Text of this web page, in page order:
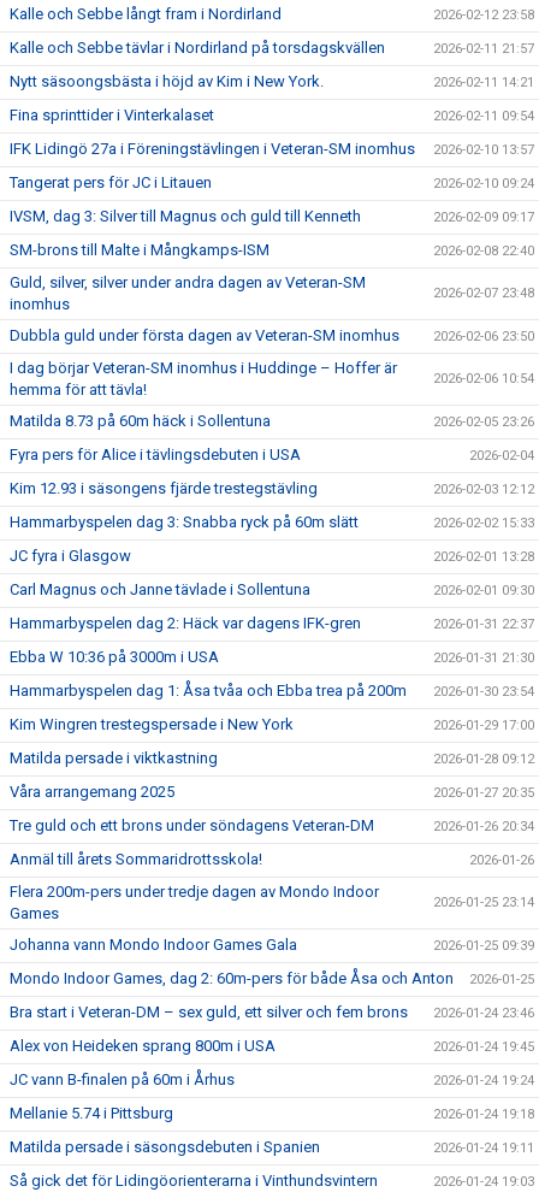
Kalle och Sebbe långt fram i Nordirland 2026-02-12 23:58
Kalle och Sebbe tävlar i Nordirland på torsdagskvällen 2026-02-11 21:57
Nytt säsoongsbästa i höjd av Kim i New York. 2026-02-11 14:21
Fina sprinttider i Vinterkalaset 2026-02-11 09:54
IFK Lidingö 27a i Föreningstävlingen i Veteran-SM inomhus 2026-02-10 13:57
Tangerat pers för JC i Litauen 2026-02-10 09:24
IVSM, dag 3: Silver till Magnus och guld till Kenneth 2026-02-09 09:17
SM-brons till Malte i Mångkamps-ISM 2026-02-08 22:40
Guld, silver, silver under andra dagen av Veteran-SM
inomhus
2026-02-07 23:48
Dubbla guld under första dagen av Veteran-SM inomhus 2026-02-06 23:50
I dag börjar Veteran-SM inomhus i Huddinge – Hoffer är
hemma för att tävla!
2026-02-06 10:54
Matilda 8.73 på 60m häck i Sollentuna 2026-02-05 23:26
Fyra pers för Alice i tävlingsdebuten i USA 2026-02-04
Kim 12.93 i säsongens fjärde trestegstävling 2026-02-03 12:12
Hammarbyspelen dag 3: Snabba ryck på 60m slätt 2026-02-02 15:33
JC fyra i Glasgow 2026-02-01 13:28
Carl Magnus och Janne tävlade i Sollentuna 2026-02-01 09:30
Hammarbyspelen dag 2: Häck var dagens IFK-gren 2026-01-31 22:37
Ebba W 10:36 på 3000m i USA 2026-01-31 21:30
Hammarbyspelen dag 1: Åsa tvåa och Ebba trea på 200m 2026-01-30 23:54
Kim Wingren trestegspersade i New York 2026-01-29 17:00
Matilda persade i viktkastning 2026-01-28 09:12
Våra arrangemang 2025 2026-01-27 20:35
Tre guld och ett brons under söndagens Veteran-DM 2026-01-26 20:34
Anmäl till årets Sommaridrottsskola! 2026-01-26
Flera 200m-pers under tredje dagen av Mondo Indoor
Games
2026-01-25 23:14
Johanna vann Mondo Indoor Games Gala 2026-01-25 09:39
Mondo Indoor Games, dag 2: 60m-pers för både Åsa och Anton 2026-01-25
Bra start i Veteran-DM – sex guld, ett silver och fem brons 2026-01-24 23:46
Alex von Heideken sprang 800m i USA 2026-01-24 19:45
JC vann B-finalen på 60m i Århus 2026-01-24 19:24
Mellanie 5.74 i Pittsburg 2026-01-24 19:18
Matilda persade i säsongsdebuten i Spanien 2026-01-24 19:11
Så gick det för Lidingöorienterarna i Vinthundsvintern 2026-01-24 19:03